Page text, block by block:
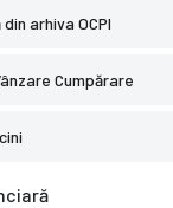
arhiva OCPI
Cumpărare